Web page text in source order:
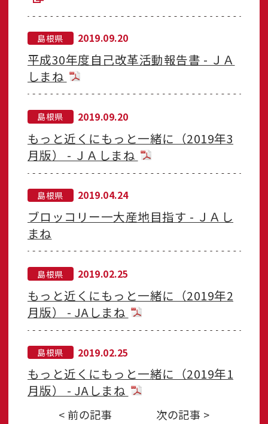
島根県 2019.09.20
平成30年度自己改革活動報告書 - ＪＡ
しまね
島根県 2019.09.20
もっと近くにもっと一緒に（2019年3
月版） - ＪＡしまね
島根県 2019.04.24
ブロッコリー一大産地目指す - ＪＡし
まね
島根県 2019.02.25
もっと近くにもっと一緒に（2019年2
月版） - JAしまね
島根県 2019.02.25
もっと近くにもっと一緒に（2019年1
月版） - JAしまね
< 前の記事 次の記事 >